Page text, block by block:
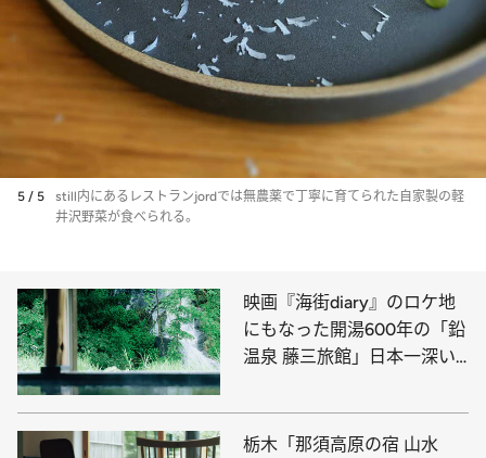
5 / 5
still内にあるレストランjordでは無農薬で丁寧に育てられた自家製の軽
井沢野菜が食べられる。
映画『海街diary』のロケ地
にもなった開湯600年の「鉛
温泉 藤三旅館」日本一深い
栃木「那須高原の宿 山水